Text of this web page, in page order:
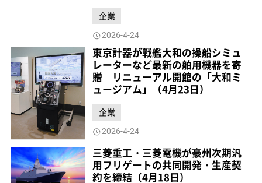
企業
2026-4-24
東京計器が戦艦大和の操船シミュ
レーターなど最新の舶用機器を寄
贈 リニューアル開館の「大和ミ
ュージアム」（4月23日）
企業
2026-4-24
三菱重工・三菱電機が豪州次期汎
用フリゲートの共同開発・生産契
約を締結（4月18日）